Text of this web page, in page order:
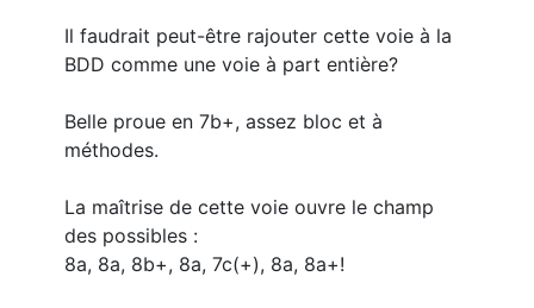
Il faudrait peut-être rajouter cette voie à la
BDD comme une voie à part entière?
Belle proue en 7b+, assez bloc et à
méthodes.
La maîtrise de cette voie ouvre le champ
des possibles :
8a, 8a, 8b+, 8a, 7c(+), 8a, 8a+!